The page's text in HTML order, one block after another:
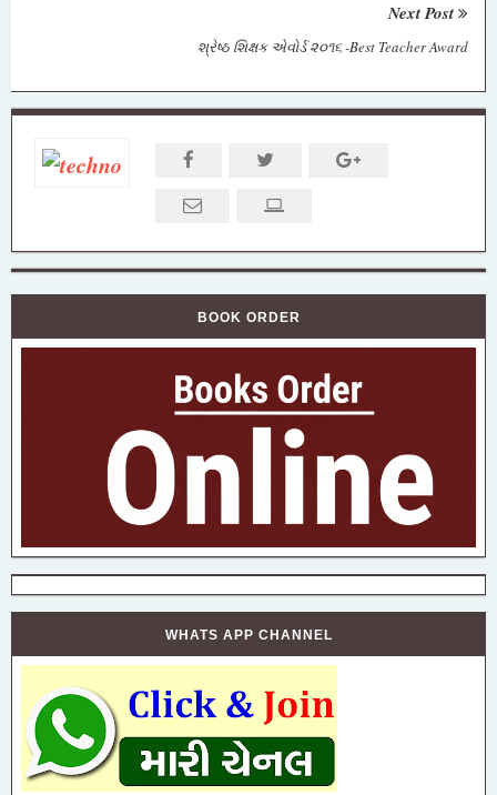
Next Post
શ્રેષ્ઠ શિક્ષક એવોર્ડ ૨૦૧૬ -Best Teacher Award
BOOK ORDER
WHATS APP CHANNEL